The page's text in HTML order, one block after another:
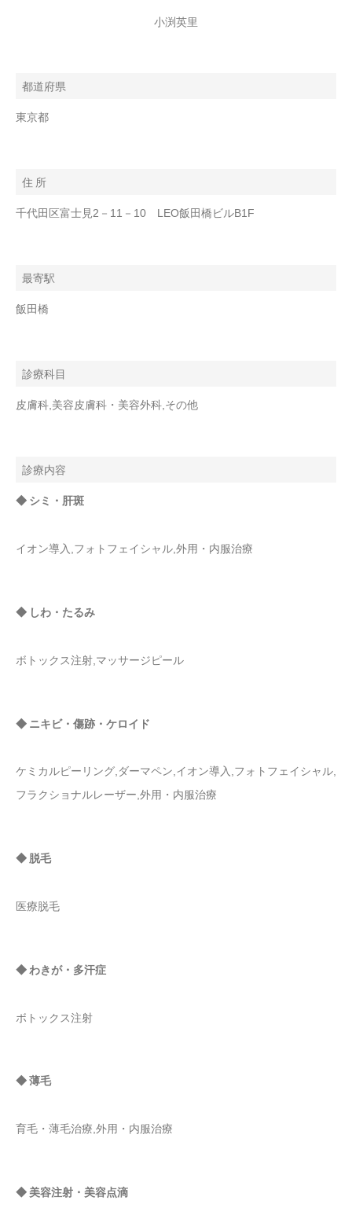
小渕英里
都道府県
東京都
住 所
千代田区富士見2－11－10 LEO飯田橋ビルB1F
最寄駅
飯田橋
診療科目
皮膚科,美容皮膚科・美容外科,その他
診療内容
◆ シミ・肝斑
イオン導入,フォトフェイシャル,外用・内服治療
◆ しわ・たるみ
ボトックス注射,マッサージピール
◆ ニキビ・傷跡・ケロイド
ケミカルピーリング,ダーマペン,イオン導入,フォトフェイシャル,
フラクショナルレーザー,外用・内服治療
◆ 脱毛
医療脱毛
◆ わきが・多汗症
ボトックス注射
◆ 薄毛
育毛・薄毛治療,外用・内服治療
◆ 美容注射・美容点滴